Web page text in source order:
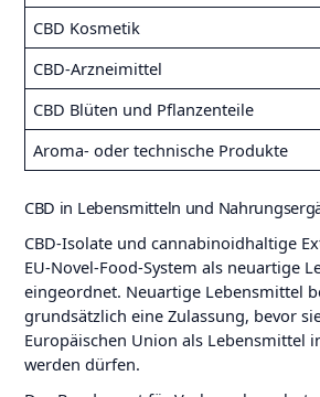
CBD Kosmetik
CBD-Arzneimittel
CBD Blüten und Pflanzenteile
Aroma- oder technische Produkte
CBD in Lebensmitteln und
CBD-Isolate und cannabinoidhaltige
EU-Novel-Food-System als neuartige
eingeordnet. Neuartige Lebensmittel
grundsätzlich eine Zulassung, bevor
Europäischen Union als Lebensmittel
werden dürfen.